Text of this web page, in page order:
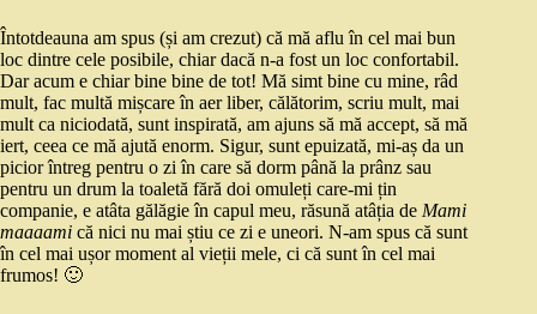
Întotdeauna am spus (și am crezut) că mă aflu în cel mai bun
loc dintre cele posibile, chiar dacă n-a fost un loc confortabil.
Dar acum e chiar bine bine de tot! Mă simt bine cu mine, râd
mult, fac multă mișcare în aer liber, călătorim, scriu mult, mai
mult ca niciodată, sunt inspirată, am ajuns să mă accept, să mă
iert, ceea ce mă ajută enorm. Sigur, sunt epuizată, mi-aș da un
picior întreg pentru o zi în care să dorm până la prânz sau
pentru un drum la toaletă fără doi omuleți care-mi țin
companie, e atâta gălăgie în capul meu, răsună atâția de Mami
maaaami că nici nu mai știu ce zi e uneori. N-am spus că sunt
în cel mai ușor moment al vieții mele, ci că sunt în cel mai
frumos! 🙂